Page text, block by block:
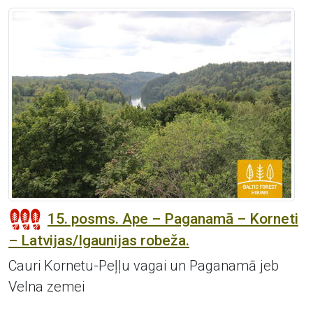
15. posms. Ape – Paganamā – Korneti
– Latvijas/Igaunijas robeža.
Cauri Kornetu-Peļļu vagai un Paganamā jeb
Velna zemei